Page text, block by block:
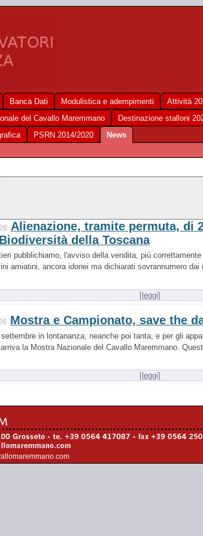
Banca Dati Modulistica e adempimenti Attività
del Cavallo Maremmano Destinazione stalloni
PSRN 2014/2020 News
Alienazione, tramite permuta, di
della Toscana
pubblichiamo, l'avviso della vendita, più
amiatini, ancora idonei ma dichiarati sovrannumero dai
[leggi]
Mostra e Campionato, save the
in lontananza, neanche poi tanta, e per gli
la Mostra Nazionale del Cavallo Maremmano.
[leggi]